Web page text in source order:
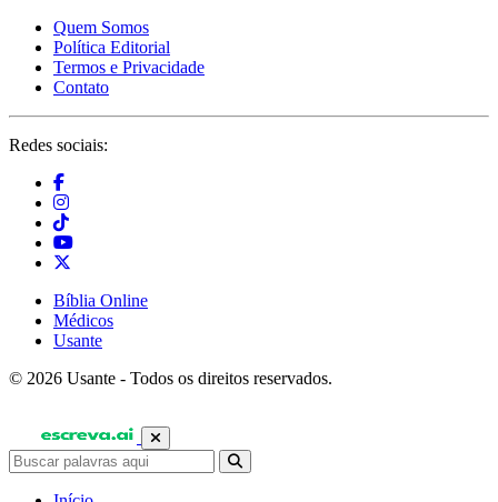
Quem Somos
Política Editorial
Termos e Privacidade
Contato
Redes sociais:
Bíblia Online
Médicos
Usante
© 2026 Usante - Todos os direitos reservados.